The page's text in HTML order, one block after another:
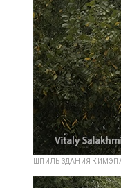
ШПИЛЬ ЗДАНИЯ